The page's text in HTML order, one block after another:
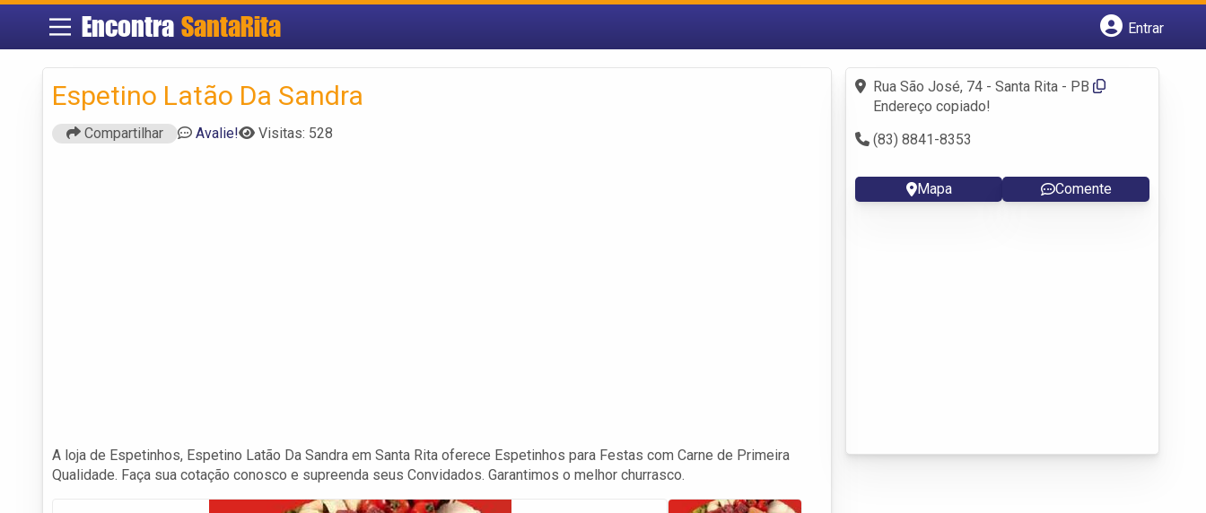
Encontra SantaRita
Entrar
Fazer login
Criar conta
Espetino Latão Da Sandra
Compartilhar Avalie! Visitas: 528
A loja de Espetinhos, Espetino Latão Da Sandra em Santa Rita oferece Espetinhos para Festas com Carne de Primeira
Qualidade. Faça sua cotação conosco e supreenda seus Convidados. Garantimos o melhor churrasco.
Rua São José, 74 - Santa Rita - PB
Endereço copiado!
(83) 8841-8353
Mapa Comente